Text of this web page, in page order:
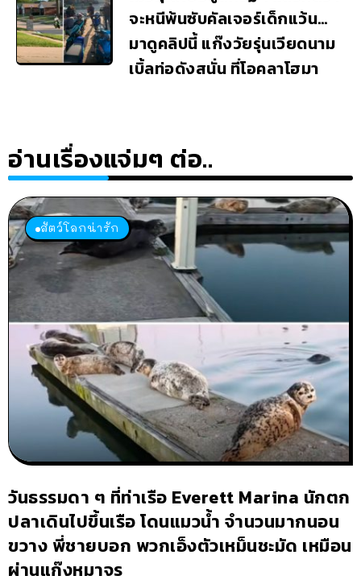
จะหนีพ้นซับคัลเจอร์เด็กแว้น…
มาดูคลิปนี้ แก๊งวัยรุ่นเวียดนาม
เบิ้ลท่อดังสนั่น ที่โอคลาโฮมา
อ่านเรื่องแจ่มๆ ต่อ..
สัตว์โลกน่ารัก
วันธรรมดา ๆ ที่ท่าเรือ Everett Marina นักตก
ปลาเดินไปขึ้นเรือ โดนแมวน้ำ จำนวนมากนอน
ขวาง พี่ชายบอก พวกเอ็งตัวเหม็นชะมัด เหมือน
ผ่านแก๊งหมาจร